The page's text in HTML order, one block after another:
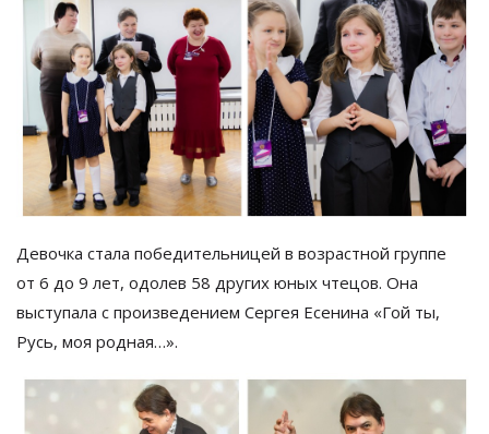
Девочка стала победительницей в возрастной группе
от 6 до 9 лет, одолев 58 других юных чтецов. Она
выступала с произведением Сергея Есенина «Гой ты,
Русь, моя родная…».